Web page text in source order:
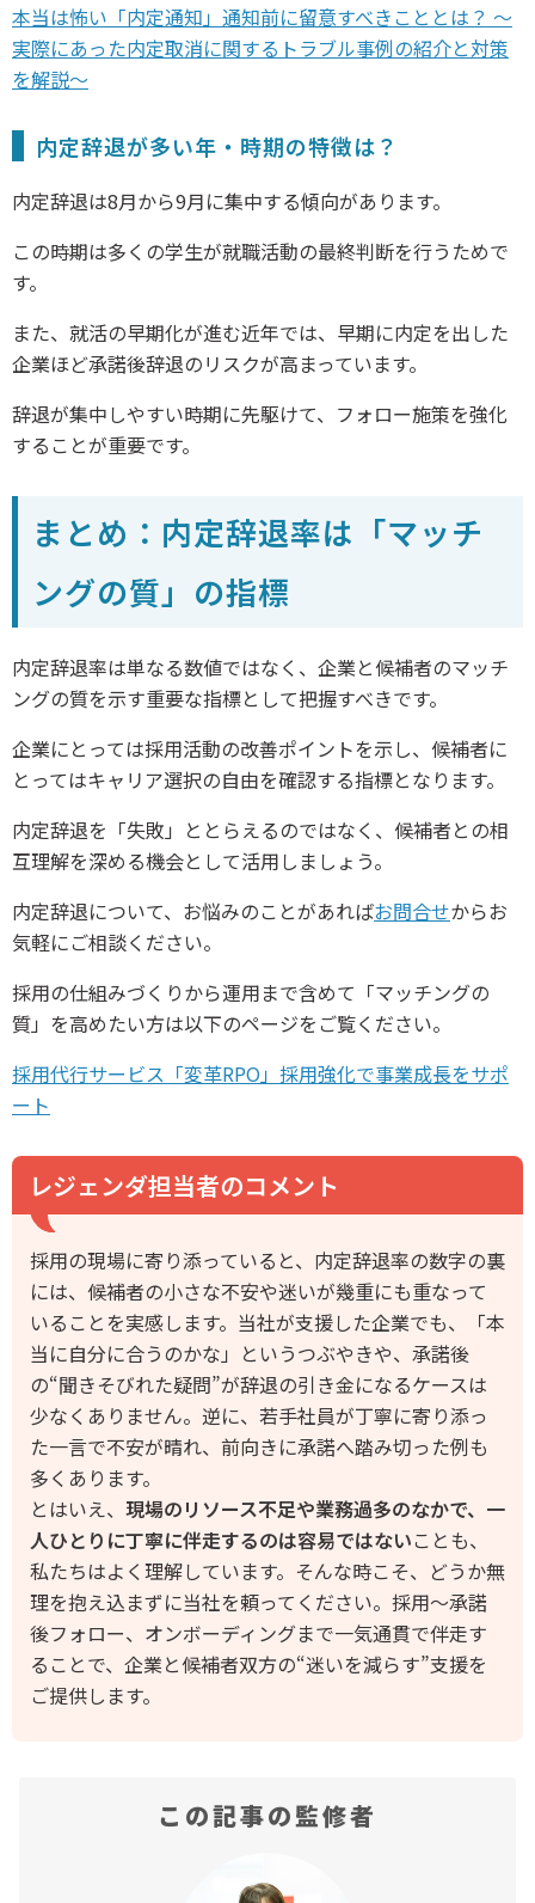
本当は怖い「内定通知」通知前に留意すべきこととは？ ～
実際にあった内定取消に関するトラブル事例の紹介と対策
を解説～
内定辞退が多い年・時期の特徴は？
内定辞退は8月から9月に集中する傾向があります。
この時期は多くの学生が就職活動の最終判断を行うためで
す。
また、就活の早期化が進む近年では、早期に内定を出した
企業ほど承諾後辞退のリスクが高まっています。
辞退が集中しやすい時期に先駆けて、フォロー施策を強化
することが重要です。
まとめ：内定辞退率は「マッチ
ングの質」の指標
内定辞退率は単なる数値ではなく、企業と候補者のマッチ
ングの質を示す重要な指標として把握すべきです。
企業にとっては採用活動の改善ポイントを示し、候補者に
とってはキャリア選択の自由を確認する指標となります。
内定辞退を「失敗」ととらえるのではなく、候補者との相
互理解を深める機会として活用しましょう。
内定辞退について、お悩みのことがあればお問合せからお
気軽にご相談ください。
採用の仕組みづくりから運用まで含めて「マッチングの
質」を高めたい方は以下のページをご覧ください。
採用代行サービス「変革RPO」採用強化で事業成長をサポ
ート
レジェンダ担当者のコメント
採用の現場に寄り添っていると、内定辞退率の数字の裏
には、候補者の小さな不安や迷いが幾重にも重なって
いることを実感します。当社が支援した企業でも、「本
当に自分に合うのかな」というつぶやきや、承諾後
の“聞きそびれた疑問”が辞退の引き金になるケースは
少なくありません。逆に、若手社員が丁寧に寄り添っ
た一言で不安が晴れ、前向きに承諾へ踏み切った例も
多くあります。
とはいえ、 現場のリソース不足や業務過多のなかで、一
人ひとりに丁寧に伴走するのは容易ではないことも、
私たちはよく理解しています。そんな時こそ、どうか無
理を抱え込まずに当社を頼ってください。採用〜承諾
後フォロー、オンボーディングまで一気通貫で伴走す
ることで、企業と候補者双方の“迷いを減らす”支援を
ご提供します。
この記事の監修者